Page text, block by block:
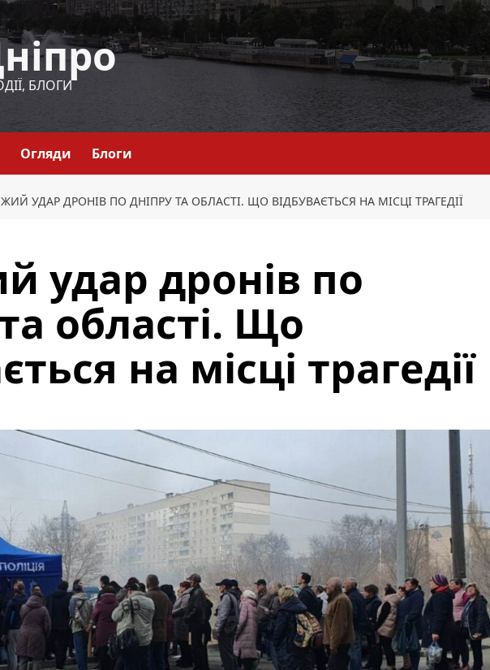
БЛОГИ
Огляди Блоги
УДАР ДРОНІВ ПО ДНІПРУ ТА ОБЛАСТІ. ЩО ВІДБУВАЄТЬСЯ НА МІСЦІ ТРАГЕДІЇ
удар дронів по
області. Що
на місці трагедії